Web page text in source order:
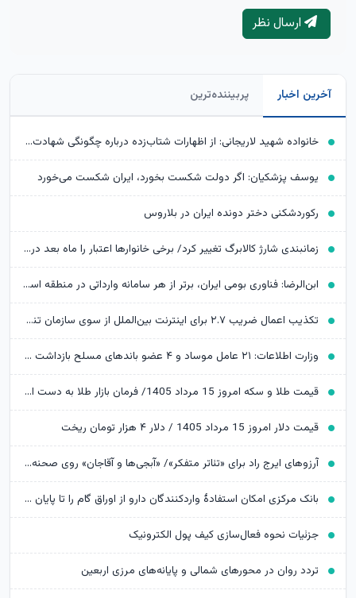
ارسال نظر
آخرین اخبار پربیننده‌ترین
خانواده شهید لاریجانی: از اظهارات شتاب‌زده درباره چگونگی شهادت اجتناب کنید
یوسف پزشکیان: اگر دولت شکست بخورد، ایران شکست می‌خورد
رکوردشکنی دختر دونده ایران در بلاروس
زمانبندی شارژ کالابرگ تغییر کرد/ برخی خانوارها اعتبار را ماه بعد دریافت می‌کنند
ابن‌الرضا: فناوری بومی ایران، برتر از هر سامانه وارداتی در منطقه است
تکذیب اعمال ضریب ۲.۷ برای اینترنت بین‌الملل از سوی سازمان تنظیم مقررات
وزارت اطلاعات: ۲۱ عامل موساد و ۴ عضو باندهای مسلح بازداشت شدند
قیمت طلا و سکه امروز 15 مرداد 1405/ فرمان بازار طلا به دست اونس جهانی افتاد
قیمت دلار امروز 15 مرداد 1405 / دلار ۴ هزار تومان ریخت
آرزوهای ایرج راد برای «تئاتر متفکر»/ «آبجی‌ها و آقاجان» روی صحنه می‌رود
بانک مرکزی امکان استفادۀ واردکنندگان دارو از اوراق گام را تا پایان امسال تمدید کرد
جزئیات نحوه فعال‌سازی کیف پول الکترونیک
تردد روان در محورهای شمالی و پایانه‌های مرزی اربعین